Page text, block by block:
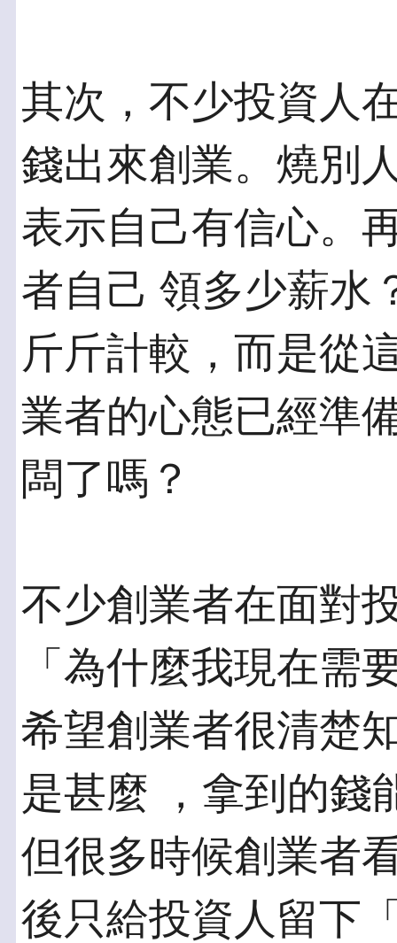
其次，不少投資人
錢出來創業。燒別
表示自己有信心。
者自己 領多少薪水
斤斤計較，而是從
業者的心態已經準
闆了嗎？
不少創業者在面對
「為什麼我現在需
希望創業者很清楚
是甚麼 ，拿到的錢
但很多時候創業者
後只給投資人留下